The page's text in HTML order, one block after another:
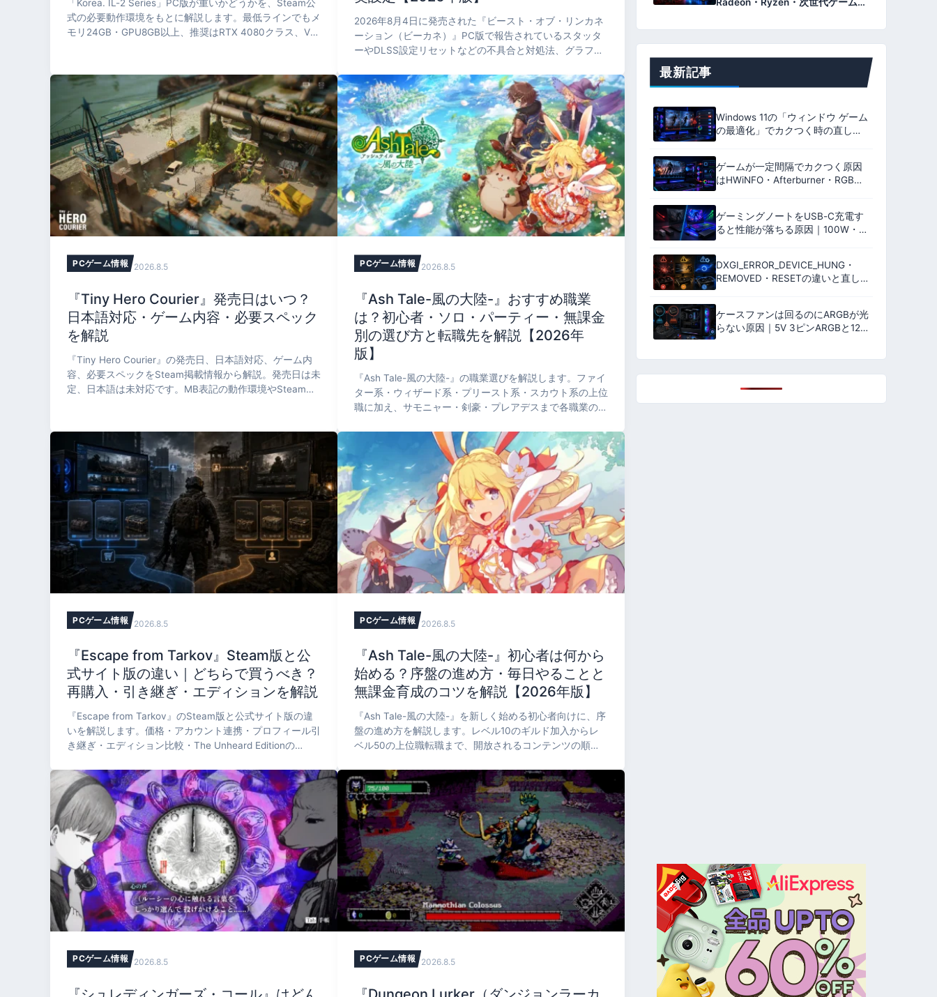
「Korea. IL-2 Series」PC版が重いかどうかを、Steam公
式の必要動作環境をもとに解説します。最低ラインでもメ
モリ24GB・GPU8GB以上、推奨はRTX 4080クラス、VR
まで整理します。
2026年8月4日に発売された『ビースト・オブ・リンカネ
ーション（ビーカネ）』PC版で報告されているスタッタ
ーやDLSS設定リセットなどの不具合と対処法、グラフィ
理。Steam公式情報と海外メディアの検証を基に、発売直
後の実プレイに役立つ情報をまとめました。
PCゲーム情報 2026.8.5
『Tiny Hero Courier』発売日はいつ？
日本語対応・ゲーム内容・必要スペック
を解説
『Tiny Hero Courier』の発売日、日本語対応、ゲーム内
容、必要スペックをSteam掲載情報から解説。発売日は未
定、日本語は未対応です。MB表記の動作環境やSteam
PCゲーム情報 2026.8.5
『Ash Tale-風の大陸-』おすすめ職業
は？初心者・ソロ・パーティー・無課金
別の選び方と転職先を解説【2026年
版】
『Ash Tale-風の大陸-』の職業選びを解説します。ファイ
ター系・ウィザード系・プリースト系・スカウト系の上位
職に加え、サモニャー・剣豪・プレアデスまで各職業の特
に向く職業とレベル50の転職先、レベル120以降の職業突
破まで一次情報にもとづき解説します。
PCゲーム情報 2026.8.5
『Escape from Tarkov』Steam版と公
式サイト版の違い｜どちらで買うべき？
再購入・引き継ぎ・エディションを解説
『Escape from Tarkov』のSteam版と公式サイト版の違
いを解説します。価格・アカウント連携・プロフィール引
き継ぎ・エディション比較・The Unheard Editionの
式ストアと公式FAQにもとづき整理します。
PCゲーム情報 2026.8.5
『Ash Tale-風の大陸-』初心者は何から
始める？序盤の進め方・毎日やることと
無課金育成のコツを解説【2026年版】
『Ash Tale-風の大陸-』を新しく始める初心者向けに、序
盤の進め方を解説します。レベル10のギルド加入からレ
ベル50の上位職転職まで、開放されるコンテンツの順
の最低限の日課、ステラ・マナ・シェルを無駄にしない無
課金育成のコツまで整理します。
PCゲーム情報 2026.8.5 PCゲーム情報 2026.8.5
Radeon・Ryzen・次世代ゲーム機
解説【2026年8月】
最新記事
Windows 11の「ウィンドウ ゲーム
の最適化」でカクつく時の直し方
｜Auto HDRとの関係とゲーム別の
無効化方法
ゲームが一定間隔でカクつく原因
はHWiNFO・Afterburner・RGBソ
フトかも｜切り分け方を解説
【2026年版】
ゲーミングノートをUSB-C充電す
ると性能が落ちる原因｜100W・
140W・240W PDと純正ACアダプ
ターの違い【2026年版】
DXGI_ERROR_DEVICE_HUNG・
REMOVED・RESETの違いと直し
方｜0x887A0005・0006・0007
を切り分ける
ケースファンは回るのにARGBが光
らない原因｜5V 3ピンARGBと12V
4ピンRGBの違いと故障の切り分け